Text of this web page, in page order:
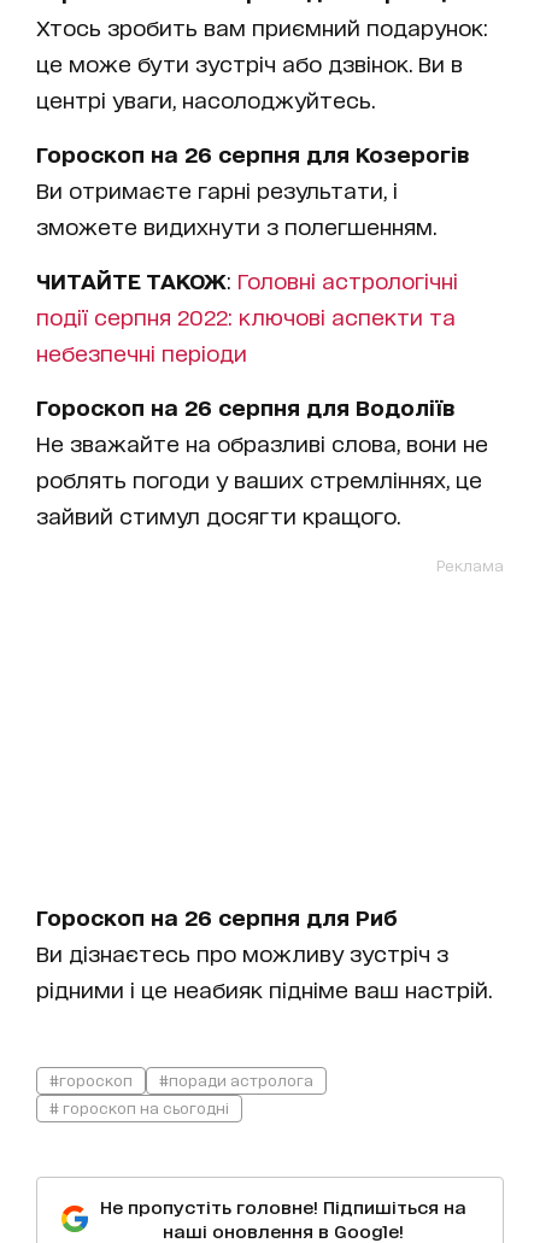
Хтось зробить вам приємний подарунок:
це може бути зустріч або дзвінок. Ви в
центрі уваги, насолоджуйтесь.
Гороскоп на 26 серпня для Козерогів
Ви отримаєте гарні результати, і
зможете видихнути з полегшенням.
ЧИТАЙТЕ ТАКОЖ: Головні астрологічні
події серпня 2022: ключові аспекти та
небезпечні періоди
Гороскоп на 26 серпня для Водоліїв
Не зважайте на образливі слова, вони не
роблять погоди у ваших стремліннях, це
зайвий стимул досягти кращого.
Реклама
Гороскоп на 26 серпня для Риб
Ви дізнаєтесь про можливу зустріч з
рідними і це неабияк підніме ваш настрій.
#гороскоп
#поради астролога
# гороскоп на сьогодні
Не пропустіть головне! Підпишіться на
наші оновлення в Google!